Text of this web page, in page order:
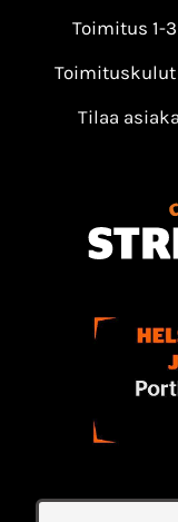
Toimitus 1-
Toimituskulut
Tilaa